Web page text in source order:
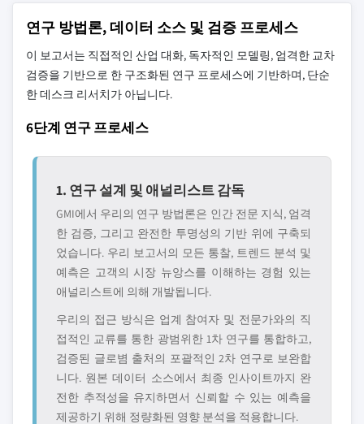
연구 방법론, 데이터 소스 및 검증 프로세스
이 보고서는 직접적인 산업 대화, 독자적인 모델링, 엄격한 교차
검증을 기반으로 한 구조화된 연구 프로세스에 기반하며, 단순
한 데스크 리서치가 아닙니다.
6단계 연구 프로세스
1. 연구 설계 및 애널리스트 감독
GMI에서 우리의 연구 방법론은 인간 전문 지식, 엄격
한 검증, 그리고 완전한 투명성의 기반 위에 구축되
었습니다. 우리 보고서의 모든 통찰, 트렌드 분석 및
예측은 고객의 시장 뉴앙스를 이해하는 경험 있는
애널리스트에 의해 개발됩니다.
우리의 접근 방식은 업계 참여자 및 전문가와의 직
접적인 교류를 통한 광범위한 1차 연구를 통합하고,
검증된 글로볌 출처의 포괄적인 2차 연구로 보완합
니다. 원본 데이터 소스에서 최종 인사이트까지 완
전한 추적성을 유지하면서 신뢰할 수 있는 예측을
제공하기 위해 정량화된 영향 분석을 적용합니다.